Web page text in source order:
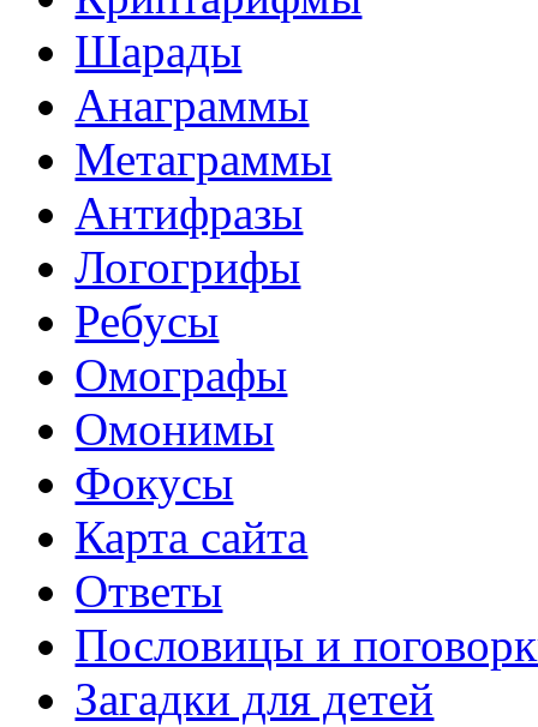
Шарады
Анаграммы
Метаграммы
Антифразы
Логогрифы
Ребусы
Омографы
Омонимы
Фокусы
Карта сайта
Ответы
Пословицы и
Загадки для детей